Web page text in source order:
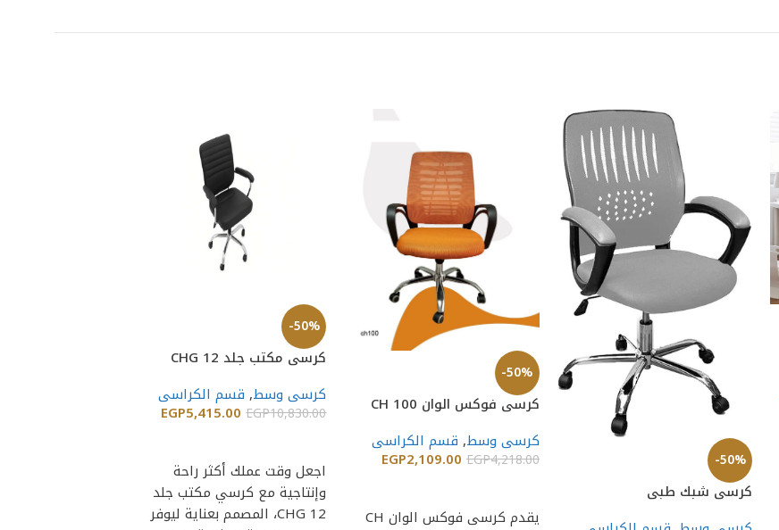
-50%
كرسى شبك طبى
-50%
كرسى فوكس الوان CH 100
كرسى وسط, قسم الكراسى
EGP4,218.00
EGP2,109.00
يقدم كرسى فوكس الوان CH
-50%
كرسي مكتب جلد CHG 12
كرسى وسط, قسم الكراسى
EGP10,830.00
EGP5,415.00
اجعل وقت عملك أكثر راحة
وإنتاجية مع كرسي مكتب جلد
CHG 12، المصمم بعناية ليوفر